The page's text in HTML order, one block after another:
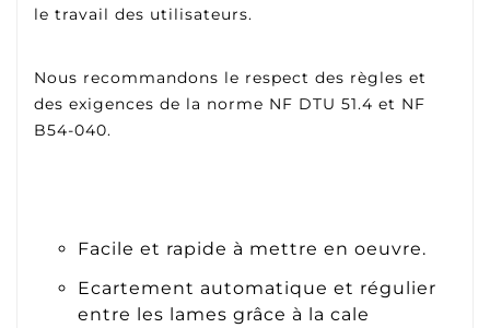
le travail des utilisateurs.
Nous recommandons le respect des règles et
des exigences de la norme NF DTU 51.4 et NF
B54-040.
Facile et rapide à mettre en oeuvre.
Ecartement automatique et régulier
entre les lames grâce à la cale